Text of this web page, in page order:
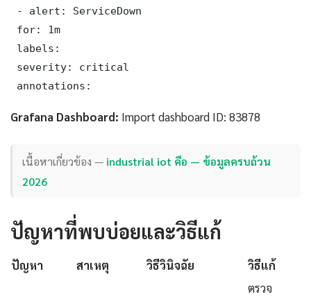
- alert: ServiceDown
for: 1m
labels:
severity: critical
annotations:
Grafana Dashboard: Import dashboard ID: 83878
เนื้อหาเกี่ยวข้อง — industrial iot คือ — ข้อมูลครบถ้วน
2026
ปัญหาที่พบบ่อยและวิธีแก้
ปัญหา สาเหตุ วิธีวินิจฉัย วิธีแก้
ตรวจ